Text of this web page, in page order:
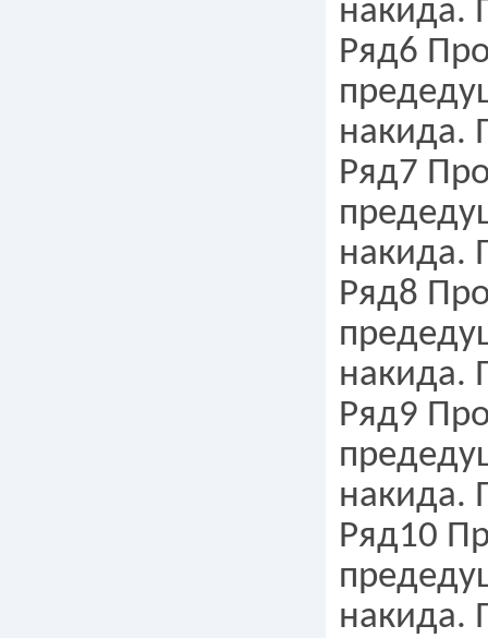
накида.
Ряд6
накида.
Ряд7
накида.
Ряд8
накида.
Ряд9
накида.
Ряд10
накида.